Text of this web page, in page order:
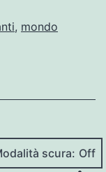
, mondo
scura: